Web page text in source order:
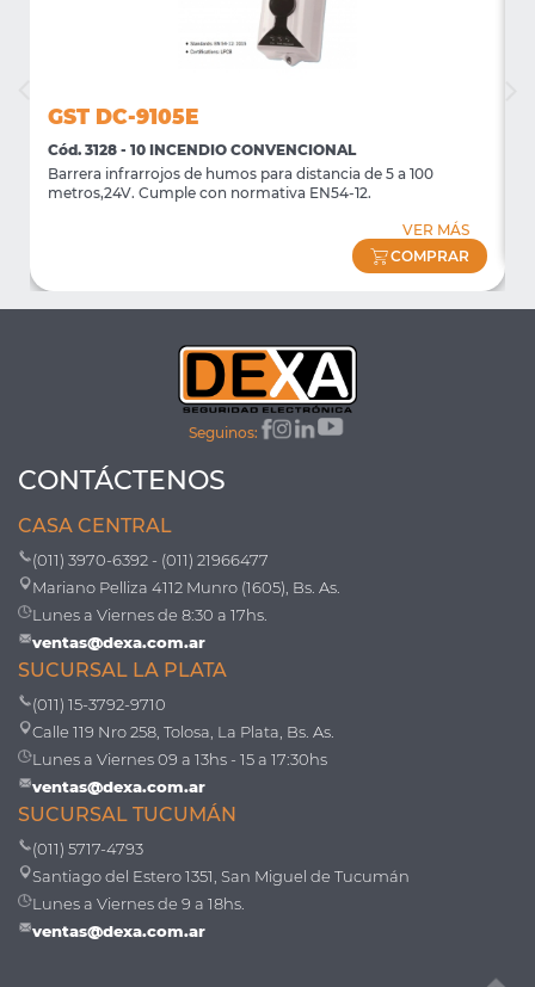
GST DC-9105E
Cód. 3128 - 10 INCENDIO CONVENCIONAL
Barrera infrarrojos de humos para distancia de 5 a 100
metros,24V. Cumple con normativa EN54-12.
VER MÁS
COMPRAR
Seguinos:
CONTÁCTENOS
CASA CENTRAL
(011) 3970-6392 - (011) 21966477
Mariano Pelliza 4112 Munro (1605), Bs. As.
Lunes a Viernes de 8:30 a 17hs.
ventas@dexa.com.ar
SUCURSAL LA PLATA
(011) 15-3792-9710
Calle 119 Nro 258, Tolosa, La Plata, Bs. As.
Lunes a Viernes 09 a 13hs - 15 a 17:30hs
ventas@dexa.com.ar
SUCURSAL TUCUMÁN
(011) 5717-4793
Santiago del Estero 1351, San Miguel de Tucumán
Lunes a Viernes de 9 a 18hs.
ventas@dexa.com.ar